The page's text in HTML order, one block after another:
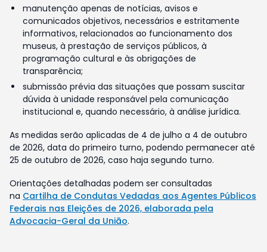
manutenção apenas de notícias, avisos e
comunicados objetivos, necessários e estritamente
informativos, relacionados ao funcionamento dos
museus, à prestação de serviços públicos, à
programação cultural e às obrigações de
transparência;
submissão prévia das situações que possam suscitar
dúvida à unidade responsável pela comunicação
institucional e, quando necessário, à análise jurídica.
As medidas serão aplicadas de 4 de julho a 4 de outubro
de 2026, data do primeiro turno, podendo permanecer até
25 de outubro de 2026, caso haja segundo turno.
Orientações detalhadas podem ser consultadas
na Cartilha de Condutas Vedadas aos Agentes Públicos
Federais nas Eleições de 2026, elaborada pela
Advocacia-Geral da União.